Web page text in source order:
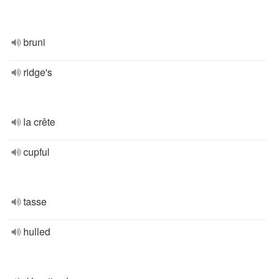
bruni
ridge's
la crête
cupful
tasse
hulled